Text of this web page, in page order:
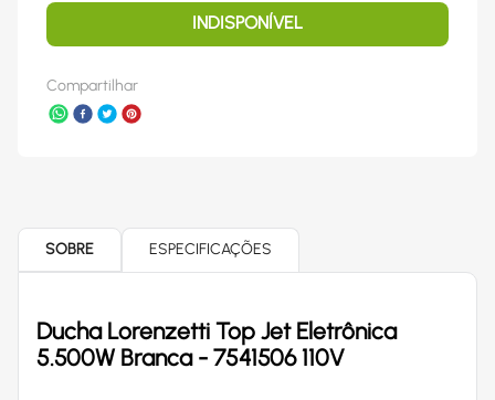
INDISPONÍVEL
Compartilhar
SOBRE ESPECIFICAÇÕES
Ducha Lorenzetti Top Jet Eletrônica
5.500W Branca - 7541506 110V